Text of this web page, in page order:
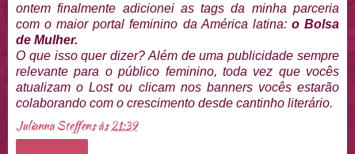
ontem finalmente adicionei as tags da minha parceria
com o maior portal feminino da América latina: o Bolsa
de Mulher.
O que isso quer dizer? Além de uma publicidade sempre
relevante para o público feminino, toda vez que vocês
atualizam o Lost ou clicam nos banners vocês estarão
colaborando com o crescimento desde cantinho literário.
Julianna Steffensàs21:39